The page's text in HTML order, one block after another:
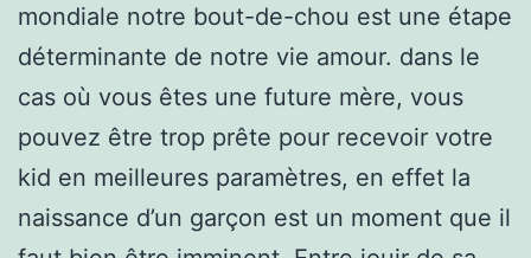
mondiale notre bout-de-chou est une étape
déterminante de notre vie amour. dans le
cas où vous êtes une future mère, vous
pouvez être trop prête pour recevoir votre
kid en meilleures paramètres, en effet la
naissance d’un garçon est un moment que il